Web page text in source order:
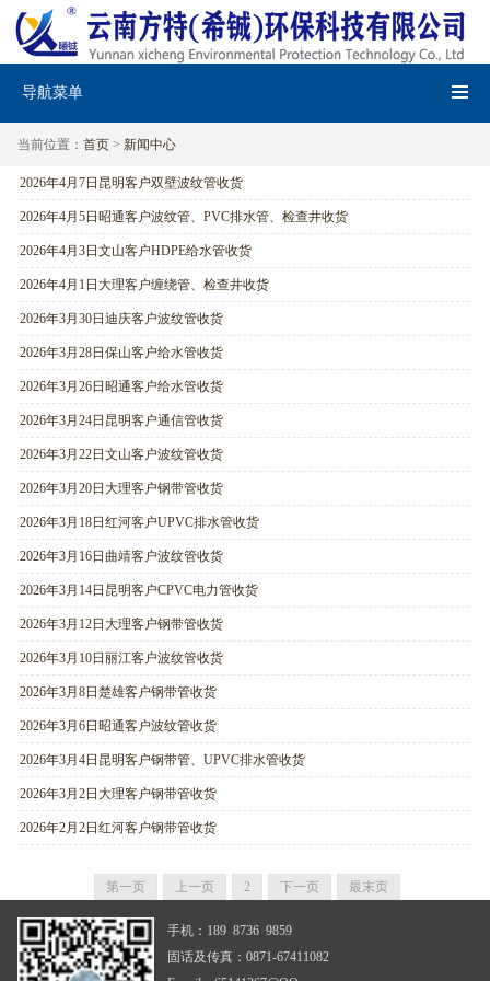
导航菜单
当前位置： 首页 > 新闻中心
2026年4月7日昆明客户双壁波纹管收货
2026年4月5日昭通客户波纹管、PVC排水管、检查井收货
2026年4月3日文山客户HDPE给水管收货
2026年4月1日大理客户缠绕管、检查井收货
2026年3月30日迪庆客户波纹管收货
2026年3月28日保山客户给水管收货
2026年3月26日昭通客户给水管收货
2026年3月24日昆明客户通信管收货
2026年3月22日文山客户波纹管收货
2026年3月20日大理客户钢带管收货
2026年3月18日红河客户UPVC排水管收货
2026年3月16日曲靖客户波纹管收货
2026年3月14日昆明客户CPVC电力管收货
2026年3月12日大理客户钢带管收货
2026年3月10日丽江客户波纹管收货
2026年3月8日楚雄客户钢带管收货
2026年3月6日昭通客户波纹管收货
2026年3月4日昆明客户钢带管、UPVC排水管收货
2026年3月2日大理客户钢带管收货
2026年2月2日红河客户钢带管收货
第一页 上一页 2 下一页 最末页
手机：189 8736 9859
固话及传真：0871-67411082